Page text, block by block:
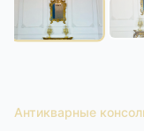
Антикварные